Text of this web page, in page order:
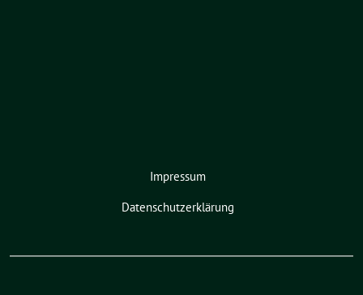
Impressum
Datenschutzerklärung